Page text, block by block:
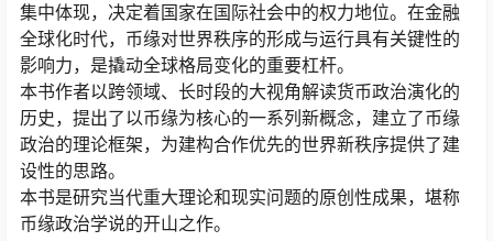
集中体现，决定着国家在国际社会中的权力地位。在金融
全球化时代，币缘对世界秩序的形成与运行具有关键性的
影响力，是撬动全球格局变化的重要杠杆。
本书作者以跨领域、长时段的大视角解读货币政治演化的
历史，提出了以币缘为核心的一系列新概念，建立了币缘
政治的理论框架，为建构合作优先的世界新秩序提供了建
设性的思路。
本书是研究当代重大理论和现实问题的原创性成果，堪称
币缘政治学说的开山之作。